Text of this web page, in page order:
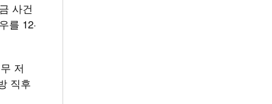
사건
를 12·
저
직후